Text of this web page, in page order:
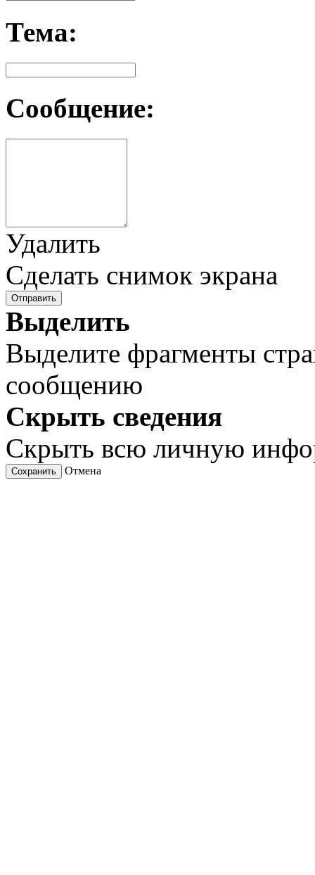
Тема:
Сообщение:
Удалить
Сделать снимок экрана
Отправить
Выделить
Выделите фрагменты
сообщению
Скрыть сведения
Скрыть всю личную
Сохранить Отмена